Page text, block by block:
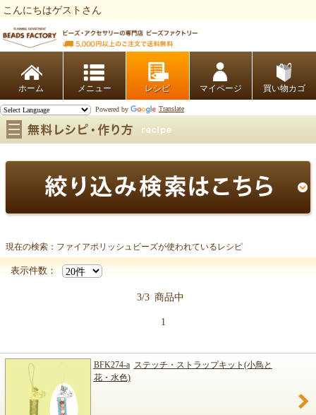
こんにちはゲストさん
ホーム レシピ マイページ 買い物カゴ
Powered by Translate
ファイアポリッシュビーズ
現在の検索：ファイアポリッシュビーズが使われているレシピ
表示件数：
3/3 商品中
1
BFK274-a ステッチ・ストラップキット(小鳥と
花・水色)